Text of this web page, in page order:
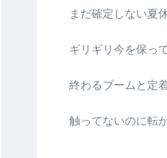
まだ確定しない夏
ギリギリ今を保っ
終わるブームと定
触ってないのに転